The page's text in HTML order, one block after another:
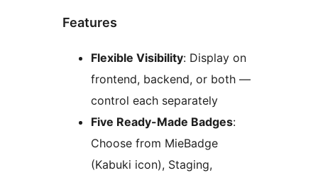
Features
Flexible Visibility: Display on
frontend, backend, or both —
control each separately
Five Ready-Made Badges:
Choose from MieBadge
(Kabuki icon), Staging,